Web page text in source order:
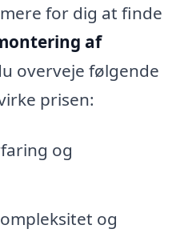
for dig at finde
af
overveje følgende
prisen:
og
og